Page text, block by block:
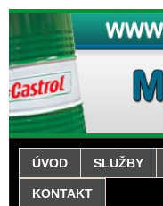
ÚVOD SLUŽBY
KONTAKT